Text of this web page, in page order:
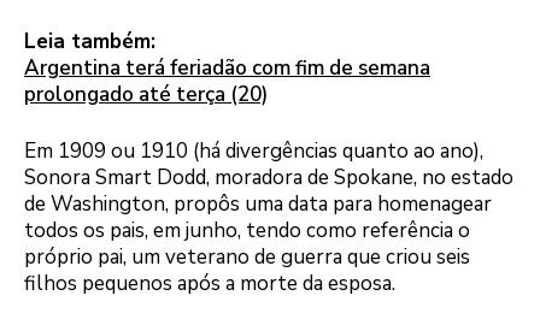
Leia também:
Argentina terá feriadão com fim de semana
prolongado até terça (20)
Em 1909 ou 1910 (há divergências quanto ao ano),
Sonora Smart Dodd, moradora de Spokane, no estado
de Washington, propôs uma data para homenagear
todos os pais, em junho, tendo como referência o
próprio pai, um veterano de guerra que criou seis
filhos pequenos após a morte da esposa.